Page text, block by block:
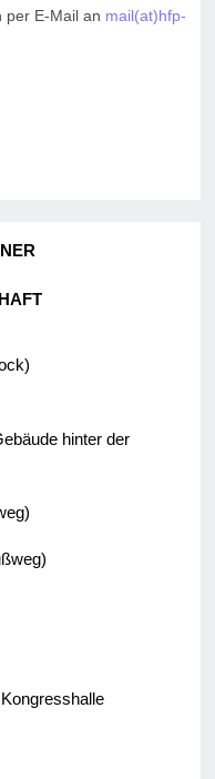
per E-Mail an mail(at)hfp-
hinter der